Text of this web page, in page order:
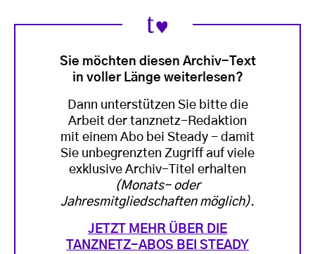
Sie möchten diesen Archiv-Text
in voller Länge weiterlesen?
Dann unterstützen Sie bitte die
Arbeit der tanznetz-Redaktion
mit einem Abo bei Steady - damit
Sie unbegrenzten Zugriff auf viele
exklusive Archiv-Titel erhalten
(Monats- oder
Jahresmitgliedschaften möglich).
JETZT MEHR ÜBER DIE
TANZNETZ-ABOS BEI STEADY